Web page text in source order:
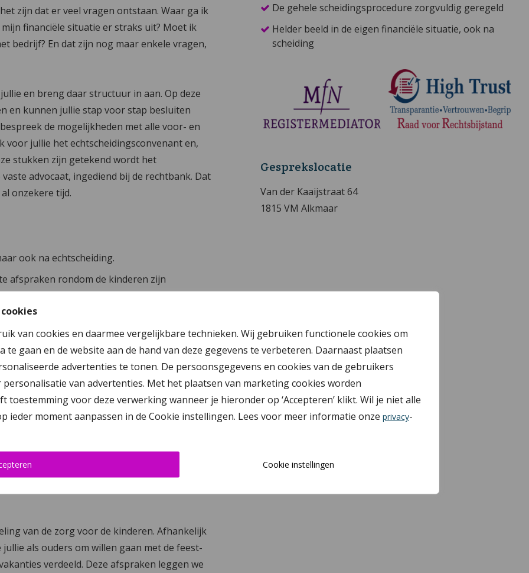
van cookies en daarmee vergelijkbare technieken. Wij gebruiken functionele cookies om
te gaan en de website aan de hand van deze gegevens te verbeteren. Daarnaast plaatsen
advertenties te tonen. De persoonsgegevens en cookies van de gebruikers
van advertenties. Met het plaatsen van marketing cookies worden
toestemming voor deze verwerking wanneer je hieronder op ‘Accepteren’ klikt. Wil je niet alle
ieder moment aanpassen in de Cookie instellingen. Lees voor meer informatie onze privacy-
Cookie instellingen
zijn dat er veel vragen ontstaan. Waar ga ik
financiële situatie er straks uit? Moet ik
bedrijf? En dat zijn nog maar enkele vragen,
en breng daar structuur in aan. Op deze
en kunnen jullie stap voor stap besluiten
de mogelijkheden met alle voor- en
voor jullie het echtscheidingsconvenant en,
stukken zijn getekend wordt het
advocaat, ingediend bij de rechtbank. Dat
onzekere tijd.
ook na echtscheiding.
afspraken rondom de kinderen zijn
koop- of huurhuis is.
zowel ouderdomspensioen als bijzonder
De stukken worden ingediend door
gaan (gaan scheiden) heeft dit ook
samen invulling gaat geven aan het
het beste van jullie beiden mee
van de zorg voor de kinderen. Afhankelijk
als ouders om willen gaan met de feest-
verdeeld. Deze afspraken leggen we
De gehele scheidingsprocedure zorgvuldig geregeld
Helder beeld in de eigen financiële situatie, ook na
scheiding
Gesprekslocatie
Van der Kaaijstraat 64
1815 VM Alkmaar